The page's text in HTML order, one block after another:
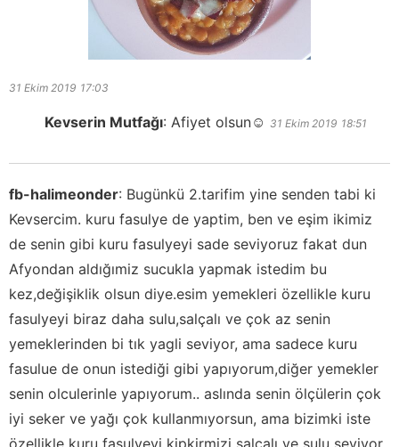
31 Ekim 2019 17:03
Kevserin Mutfağı: Afiyet olsun☺️ 31 Ekim 2019 18:51
fb-halimeonder: Bugünkü 2.tarifim yine senden tabi ki
Kevsercim. kuru fasulye de yaptim, ben ve eşim ikimiz
de senin gibi kuru fasulyeyi sade seviyoruz fakat dun
Afyondan aldığımiz sucukla yapmak istedim bu
kez,değişiklik olsun diye.esim yemekleri özellikle kuru
fasulyeyi biraz daha sulu,salçalı ve çok az senin
yemeklerinden bi tık yagli seviyor, ama sadece kuru
fasulue de onun istediği gibi yapıyorum,diğer yemekler
senin olculerinle yapıyorum.. aslında senin ölçülerin çok
iyi seker ve yağı çok kullanmıyorsun, ama bizimki iste
özellikle kuru fasulyeyi kipkirmizi salçalı ve sulu seviyor,